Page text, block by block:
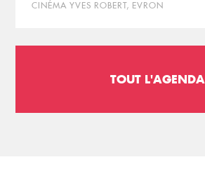
CINÉMA YVES ROBERT, EVRON
TOUT L'AGENDA